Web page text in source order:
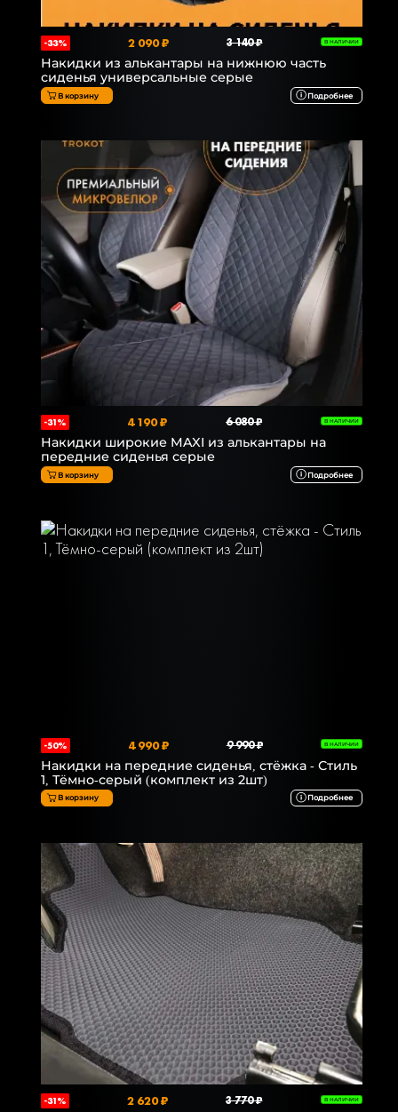
-33% 2 090 ₽ 3 140 ₽ В НАЛИЧИИ
Накидки из алькантары на нижнюю часть
сиденья универсальные серые
В корзину Подробнее
-31% 4 190 ₽ 6 080 ₽ В НАЛИЧИИ
Накидки широкие MAXI из алькантары на
передние сиденья серые
В корзину Подробнее
-50% 4 990 ₽ 9 990 ₽ В НАЛИЧИИ
Накидки на передние сиденья, стёжка - Стиль
1, Тёмно-серый (комплект из 2шт)
В корзину Подробнее
-31% 2 620 ₽ 3 770 ₽ В НАЛИЧИИ